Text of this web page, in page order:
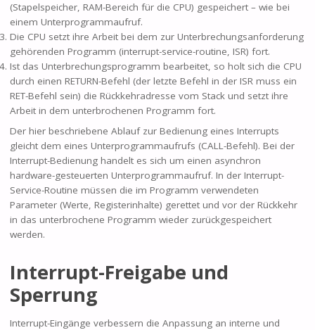
(Stapelspeicher, RAM-Bereich für die CPU) gespeichert – wie bei
einem Unterprogrammaufruf.
Die CPU setzt ihre Arbeit bei dem zur Unterbrechungsanforderung
gehörenden Programm (interrupt-service-routine, ISR) fort.
Ist das Unterbrechungsprogramm bearbeitet, so holt sich die CPU
durch einen RETURN-Befehl (der letzte Befehl in der ISR muss ein
RET-Befehl sein) die Rückkehradresse vom Stack und setzt ihre
Arbeit in dem unterbrochenen Programm fort.
Der hier beschriebene Ablauf zur Bedienung eines Interrupts
gleicht dem eines Unterprogrammaufrufs (CALL-Befehl). Bei der
Interrupt-Bedienung handelt es sich um einen asynchron
hardware-gesteuerten Unterprogrammaufruf. In der Interrupt-
Service-Routine müssen die im Programm verwendeten
Parameter (Werte, Registerinhalte) gerettet und vor der Rückkehr
in das unterbrochene Programm wieder zurückgespeichert
werden.
Interrupt-Freigabe und
Sperrung
Interrupt-Eingänge verbessern die Anpassung an interne und